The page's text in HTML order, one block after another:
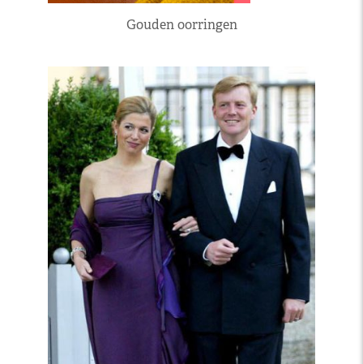
Gouden oorringen